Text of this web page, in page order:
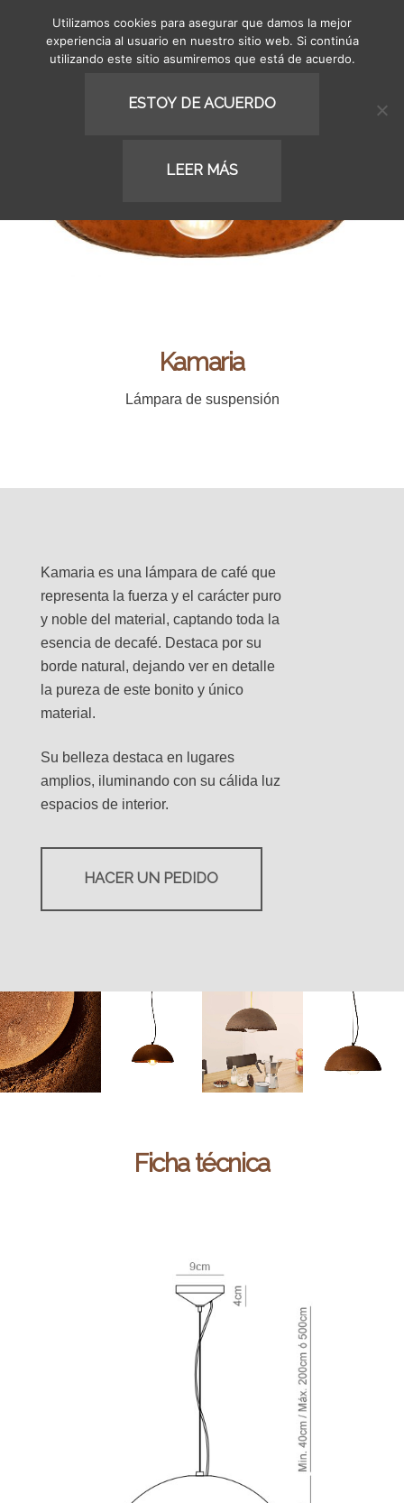
MENU
Kamaria
Lámpara de suspensión
Kamaria es una lámpara de café que
representa la fuerza y el carácter puro
y noble del material, captando toda la
esencia de decafé. Destaca por su
borde natural, dejando ver en detalle
la pureza de este bonito y único
material.
Su belleza destaca en lugares
amplios, iluminando con su cálida luz
espacios de interior.
HACER UN PEDIDO
Ficha técnica
Utilizamos cookies para asegurar que damos la mejor
experiencia al usuario en nuestro sitio web. Si continúa
utilizando este sitio asumiremos que está de acuerdo.
ESTOY DE ACUERDO
LEER MÁS